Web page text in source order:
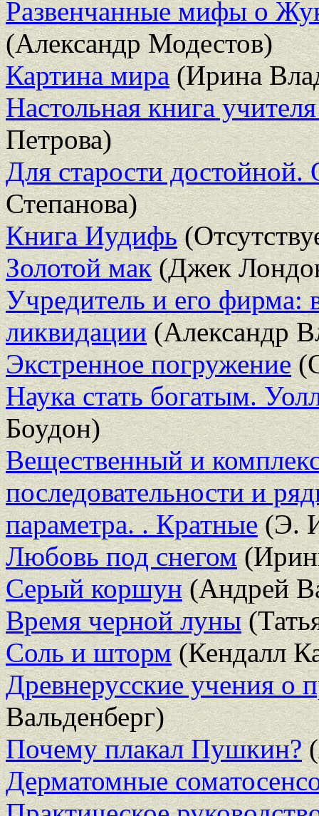
Развенчанные мифы о
(Александр Модестов)
Картина мира(Ирина
Настольная книга
Петрова)
Для старости достойной.
Степанова)
Книга Иудифь
Золотой мак(Джек
Учредитель и его фирма:
ликвидации(Александр
Экстренное погружение
Наука стать богатым.
Боудон)
Вещественный и
последовательности и
параметра. . Кратные(Э.
Любовь под снегом
Серый коршун(Андрей
Время черной луны
Соль и шторм(Кендалл
Древнерусские учения о
Вальденберг)
Почему плакал Пушкин?
Дерматомные